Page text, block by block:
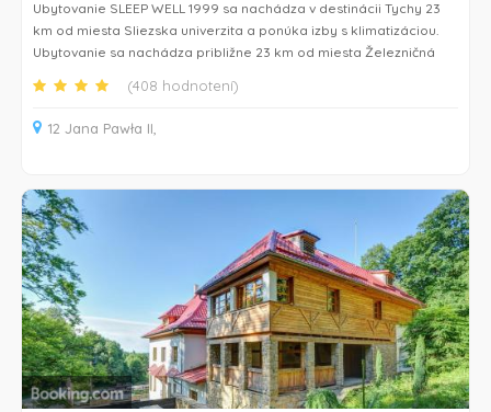
Ubytovanie SLEEP WELL 1999 sa nachádza v destinácii Tychy 23
km od miesta Sliezska univerzita a ponúka izby s klimatizáciou.
Ubytovanie sa nachádza približne 23 km od miesta Železničná
23 km od miesta Spodek. Guests sa môžu stravovať v reštaurácii
alebo si posedieť pri nápoji v bare a bezplatné Wi-Fi je k
dispozíciiv celom ubytovaní.
plochou obrazovkou a súkromnú kúpeľňu. Sůčasťou vybavenia sú
aj uteráky a posteľná bielizeň. V izbách ubytovania SLEEP WELL
1999 je k dispozícii súkromná kúpeľňa so sprchou a bezplatnými
toaletnými potrebami a ponúkajú tiež výhľad na mesto.
Ubytovanie SLEEP WELL 1999 sa nachádza 24 km od miesta
Osvienčim a 24 km od miesta Hlavná stanica Katovice. Letisko
Katovice je vzdialené 62 km.
(408 hodnotení)
12 Jana Pawła II,